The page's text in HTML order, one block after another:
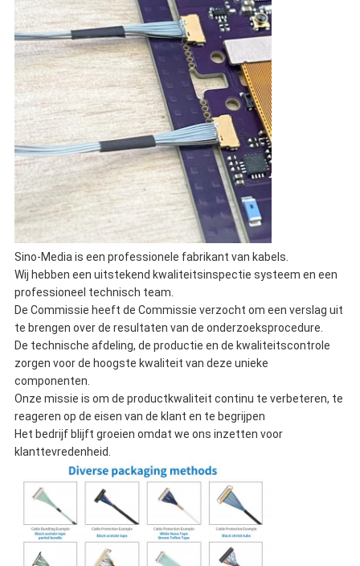
Sino-Media is een professionele fabrikant van kabels.
Wij hebben een uitstekend kwaliteitsinspectie systeem en een
professioneel technisch team.
De Commissie heeft de Commissie verzocht om een verslag uit
te brengen over de resultaten van de onderzoeksprocedure.
De technische afdeling, de productie en de kwaliteitscontrole
zorgen voor de hoogste kwaliteit van deze unieke
componenten.
Onze missie is om de productkwaliteit continu te verbeteren, te
reageren op de eisen van de klant en te begrijpen
Het bedrijf blijft groeien omdat we ons inzetten voor
klanttevredenheid.